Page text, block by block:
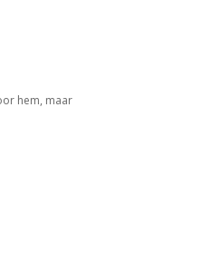
hem, maar